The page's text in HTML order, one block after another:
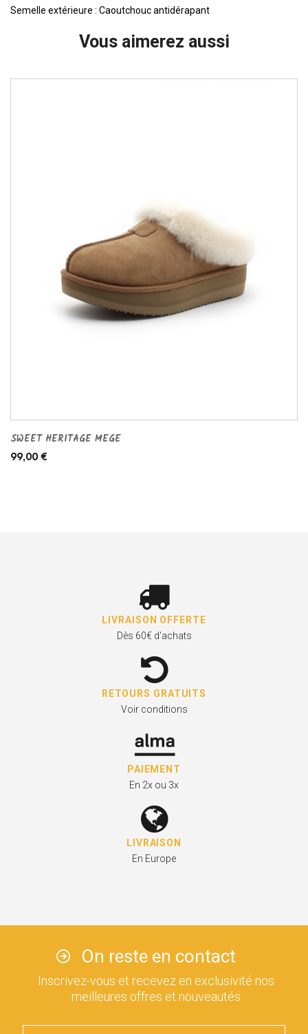
Semelle extérieure : Caoutchouc antidérapant
Vous aimerez aussi
SWEET HERITAGE MEGE
99,00 €
LIVRAISON OFFERTE
Dès 60€ d'achats
RETOURS GRATUITS
Voir conditions
PAIEMENT
En 2x ou 3x
LIVRAISON
En Europe
On reste en contact
Inscrivez-vous et recevez en exclusivité nos
meilleures offres et nouveautés